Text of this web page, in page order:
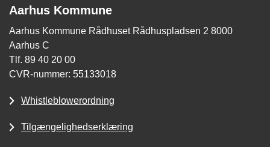
Aarhus Kommune
Aarhus Kommune Rådhuset Rådhuspladsen 2 8000
Aarhus C
Tlf. 89 40 20 00
CVR-nummer: 55133018
Whistleblowerordning
Tilgængelighedserklæring